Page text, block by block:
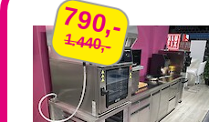
790,-
1.440,-